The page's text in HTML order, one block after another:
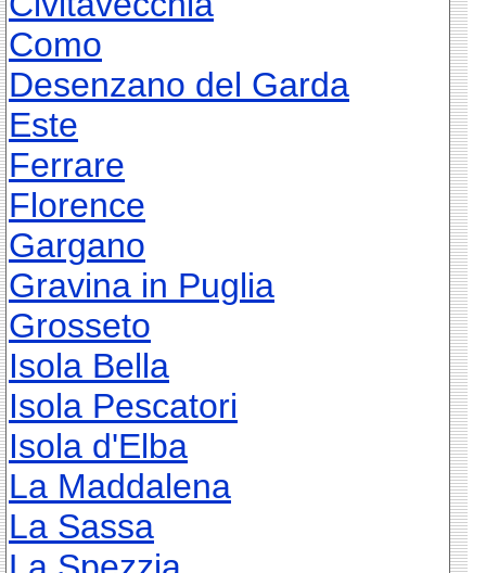
Como
Desenzano del Garda
Este
Ferrare
Florence
Gargano
Gravina in Puglia
Grosseto
Isola Bella
Isola Pescatori
Isola d'Elba
La Maddalena
La Sassa